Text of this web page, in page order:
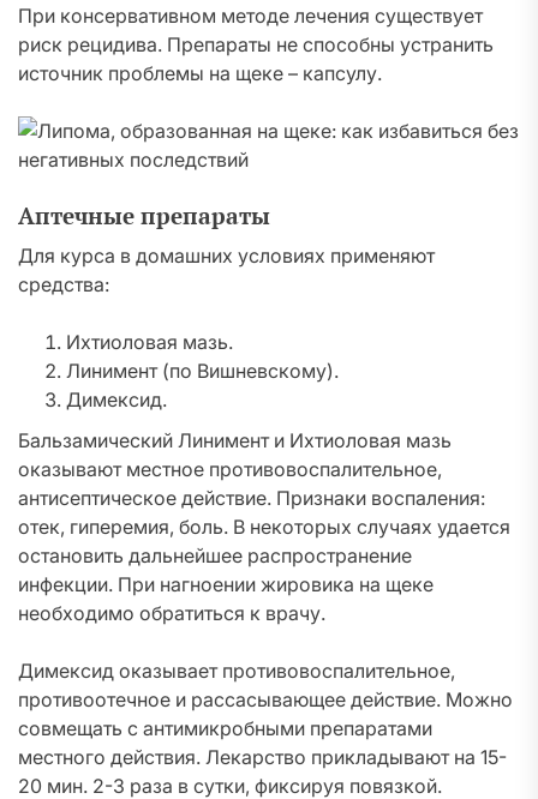
При консервативном методе лечения существует
риск рецидива. Препараты не способны устранить
источник проблемы на щеке – капсулу.
Аптечные препараты
Для курса в домашних условиях применяют
средства:
Ихтиоловая мазь.
Линимент (по Вишневскому).
Димексид.
Бальзамический Линимент и Ихтиоловая мазь
оказывают местное противовоспалительное,
антисептическое действие. Признаки воспаления:
отек, гиперемия, боль. В некоторых случаях удается
остановить дальнейшее распространение
инфекции. При нагноении жировика на щеке
необходимо обратиться к врачу.
Димексид оказывает противовоспалительное,
противоотечное и рассасывающее действие. Можно
совмещать с антимикробными препаратами
местного действия. Лекарство прикладывают на 15-
20 мин. 2-3 раза в сутки, фиксируя повязкой.